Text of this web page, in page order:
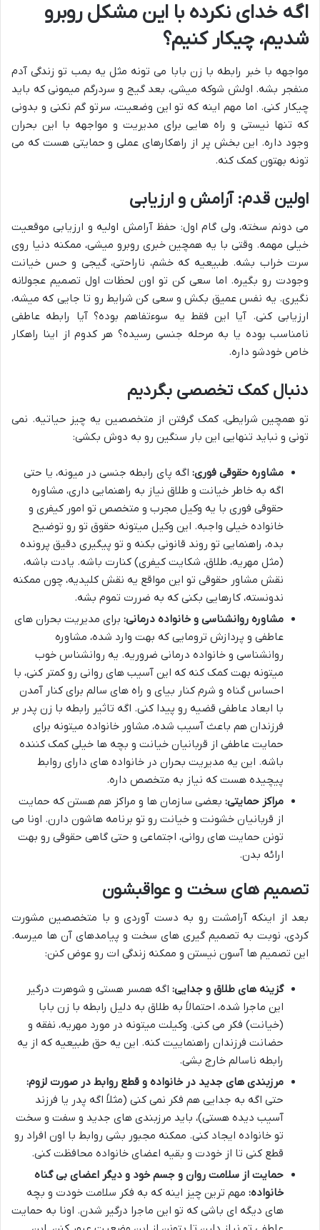
اگه خدای نکرده با این مشکل روبرو
شدیم، چیکار کنیم؟
مواجهه با خبر رابطه با زن بابا می تونه مثل یه بمب تو زندگی آدم
منفجر بشه. اولش شوکه میشی، بعد گیج و سردرگم میمونی که باید
چیکار کنی. اما مهم اینه که تو این وضعیت، سرتو گم نکنی و بدونی
که تنها نیستی و راه هایی برای مدیریت و مواجهه با این بحران
وجود داره. این بخش پر از راهکارهای عملی و حمایتی هست که می
تونه بهتون کمک کنه.
اولین قدم: آرامش و ارزیابی
می دونم سخته، ولی گام اول: حفظ آرامش اولیه و ارزیابی موقعیت
خیلی مهمه. وقتی با یه همچین خبری روبرو میشی، ممکنه دنیا روی
سرت خراب بشه. طبیعیه که خشم، ناراحتی، گیجی و حس خیانت
وجودت رو بگیره. اما سعی کن تو اون لحظات اول تصمیم عجولانه
نگیری. یه نفس عمیق بکش و سعی کن شرایط رو تا جایی که میشه،
ارزیابی کنی. آیا این فقط یه سوءتفاهم بوده؟ آیا رابطه عاطفی
نامناسب بوده یا به مرحله جنسی رسیده؟ هر کدوم از اینا راهکار
خاص خودشو داره.
دنبال کمک تخصصی بگردیم
تو همچین شرایطی، کمک گرفتن از متخصصین یه چیز حیاتیه. نمی
تونی و نباید تنهایی این بار سنگین رو به دوش بکشی:
مشاوره حقوقی فوری: اگه پای رابطه جنسی در میونه، یا حتی
اگه به خاطر خیانت و طلاق نیاز به راهنمایی داری، مشاوره
حقوقی فوری با یه وکیل مجرب و متخصص تو امور کیفری و
خانواده خیلی واجبه. این وکیل میتونه حقوق تو رو توضیح
بده، راهنمایی تو روند قانونی بکنه و تو پیگیری دقیق پرونده
(مثل مهریه، طلاق، شکایت کیفری) کنارت باشه. یادت باشه،
نقش مشاور حقوقی تو این مواقع یه نقش کلیدیه، چون ممکنه
ندونسته، کارهایی بکنی که به ضررت تموم بشه.
مشاوره روانشناسی و خانواده درمانی: برای مدیریت بحران های
عاطفی و پردازش ترومایی که بهت وارد شده، مشاوره
روانشناسی و خانواده درمانی ضروریه. یه روانشناس خوب
میتونه بهت کمک کنه که این آسیب های روانی رو کمتر کنی، با
احساس گناه و شرم کنار بیای و راه های سالم برای کنار آمدن
با ابعاد عاطفی قضیه رو پیدا کنی. اگه تاثیر رابطه با زن پدر بر
فرزندان هم باعث آسیب شده، مشاور خانواده میتونه برای
حمایت عاطفی از قربانیان خیانت و بچه ها خیلی کمک کننده
باشه. این یه مدیریت بحران در خانواده های دارای روابط
پیچیده هست که نیاز به متخصص داره.
مراکز حمایتی: بعضی سازمان ها و مراکز هم هستن که حمایت
از قربانیان خشونت و خیانت رو تو برنامه هاشون دارن. اونا می
تونن حمایت های روانی، اجتماعی و حتی گاهی حقوقی رو بهت
ارائه بدن.
تصمیم های سخت و عواقبشون
بعد از اینکه آرامشت رو به دست آوردی و با متخصصین مشورت
کردی، نوبت به تصمیم گیری های سخت و پیامدهای آن ها میرسه.
این تصمیم ها آسون نیستن و ممکنه زندگی ات رو عوض کنن:
گزینه های طلاق و جدایی: اگه همسر هستی و شوهرت درگیر
این ماجرا شده، احتمالاً به طلاق به دلیل رابطه با زن بابا
(خیانت) فکر می کنی. وکیلت میتونه در مورد مهریه، نفقه و
حضانت فرزندان راهنماییت کنه. این یه حق طبیعیه که از یه
رابطه ناسالم خارج بشی.
مرزبندی های جدید در خانواده و قطع روابط در صورت لزوم:
حتی اگه به جدایی هم فکر نمی کنی (مثلاً اگه پدر یا فرزند
آسیب دیده هستی)، باید مرزبندی های جدید و سفت و سخت
تو خانواده ایجاد کنی. ممکنه مجبور بشی روابط با اون افراد رو
قطع کنی تا از خودت و بقیه اعضای خانواده محافظت کنی.
حمایت از سلامت روان و جسم خود و دیگر اعضای بی گناه
خانواده: مهم ترین چیز اینه که به فکر سلامت خودت و بچه
های دیگه ای باشی که تو این ماجرا درگیر شدن. اونا به حمایت